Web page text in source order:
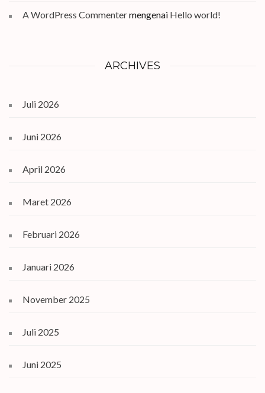
A WordPress Commentermengenai Hello world!
ARCHIVES
Juli 2026
Juni 2026
April 2026
Maret 2026
Februari 2026
Januari 2026
November 2025
Juli 2025
Juni 2025